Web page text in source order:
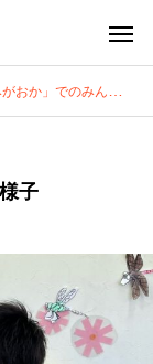
か」でのみんなの様子
子